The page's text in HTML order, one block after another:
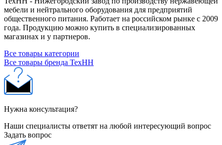
мебели и нейтрального оборудования для предприятий
общественного питания. Работает на российском рынке с 2009
года. Продукцию можно купить в специализированных
магазинах и у партнеров.
Все товары категории
Все товары бренда ТехНН
Нужна консультация?
Наши специалисты ответят на любой интересующий вопрос
Задать вопрос